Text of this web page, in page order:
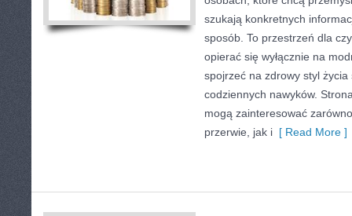
szukają konkretnych
sposób. To przestrzeń dla
opierać się wyłącznie na
spojrzeć na zdrowy styl
codziennych nawyków.
mogą zainteresować
przerwie, jak i [ Read More ]